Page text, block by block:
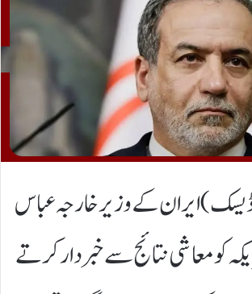
ایران کے وزیر خارجہ عباس
کو معاشی نتائج سے خبردار کرتے